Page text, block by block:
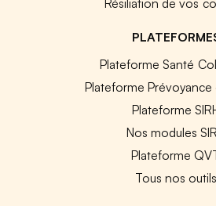
Plateforme Santé
Plateforme
Plateforme
Nos modules
Plateforme
Tous nos outils